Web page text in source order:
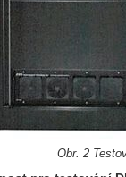
Obr. 2